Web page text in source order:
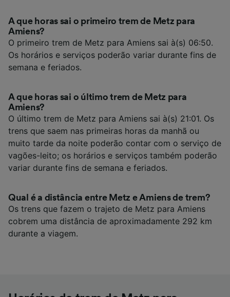
A que horas sai o primeiro trem de Metz para
Amiens?
O primeiro trem de Metz para Amiens sai à(s) 06:50.
Os horários e serviços poderão variar durante fins de
semana e feriados.
A que horas sai o último trem de Metz para
Amiens?
O último trem de Metz para Amiens sai à(s) 21:01. Os
trens que saem nas primeiras horas da manhã ou
muito tarde da noite poderão contar com o serviço de
vagões-leito; os horários e serviços também poderão
variar durante fins de semana e feriados.
Qual é a distância entre Metz e Amiens de trem?
Os trens que fazem o trajeto de Metz para Amiens
cobrem uma distância de aproximadamente 292 km
durante a viagem.